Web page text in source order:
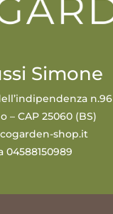
Simone
n.96
– CAP 25060 (BS)
shop.it
04588150989